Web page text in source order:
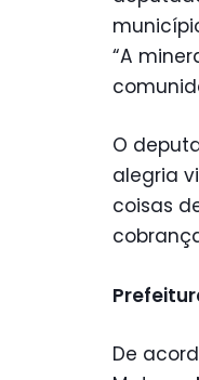
“A
O
alegria
coisas
De